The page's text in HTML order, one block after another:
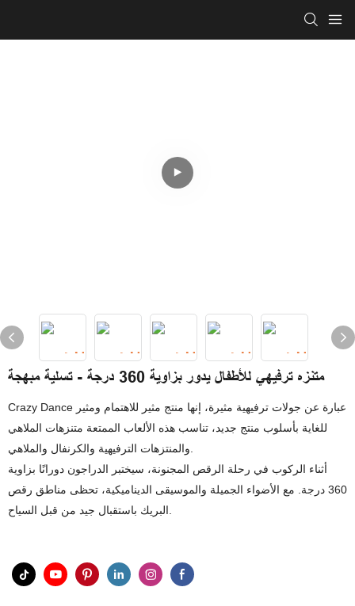
متنزه ترفيهي للأطفال يدور بزاوية 360 درجة - تسلية مبهجة
Crazy Dance عبارة عن جولات ترفيهية مثيرة، إنها منتج مثير للاهتمام ومثير
للغاية بأسلوب منتج جديد، تناسب هذه الألعاب الممتعة متنزهات الملاهي
أثناء الركوب في رحلة الرقص المجنونة، سيختبر الدراجون دورانًا بزاوية
360 درجة. مع الأضواء الجميلة والموسيقى الديناميكية، تحظى مناطق رقص